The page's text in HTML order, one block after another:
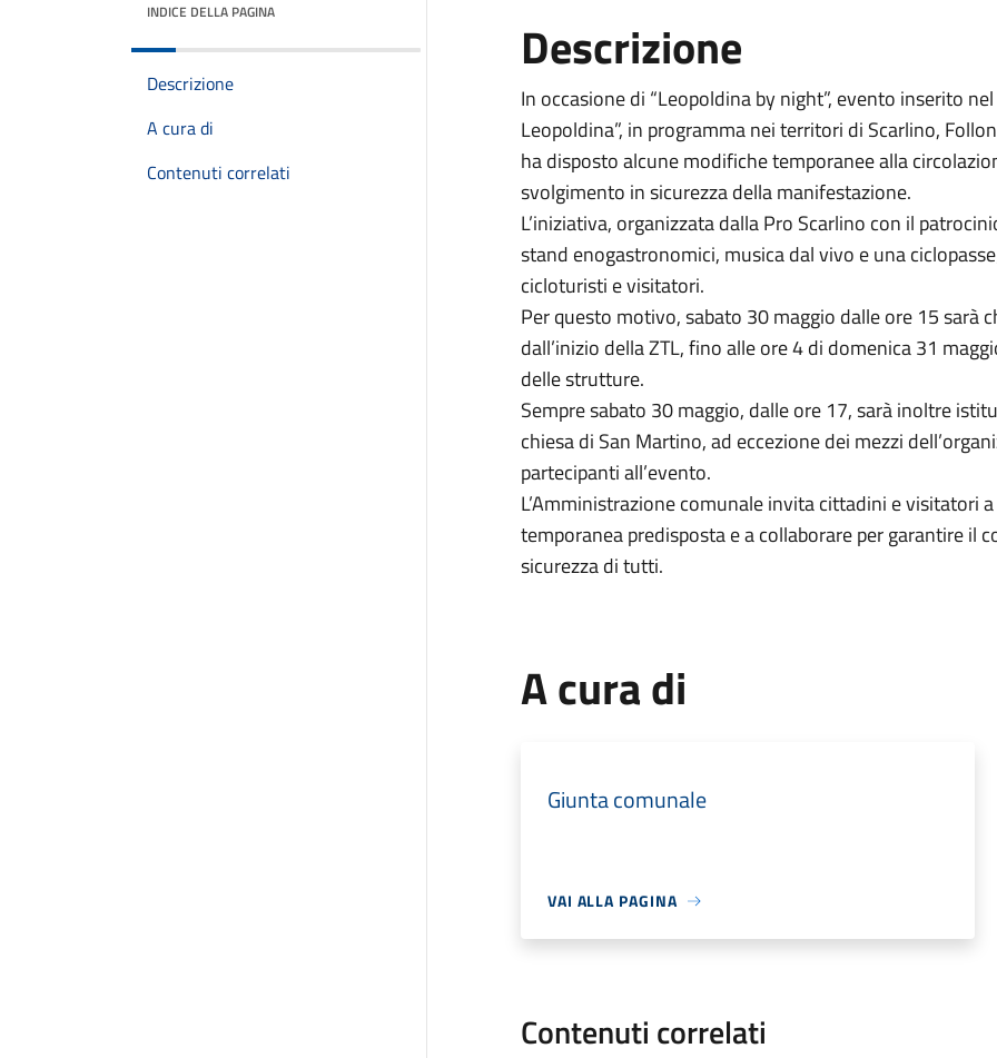
INDICE DELLA PAGINA
Descrizione
A cura di
Contenuti correlati
Descrizione
In occasione di “Leopoldina by night”, evento inserito
Leopoldina”, in programma nei territori di Scarlino,
ha disposto alcune modifiche temporanee alla
svolgimento in sicurezza della manifestazione.
L’iniziativa, organizzata dalla Pro Scarlino con il
stand enogastronomici, musica dal vivo e una
cicloturisti e visitatori.
Per questo motivo, sabato 30 maggio dalle ore 15 sarà
dall’inizio della ZTL, fino alle ore 4 di domenica 31
delle strutture.
Sempre sabato 30 maggio, dalle ore 17, sarà inoltre
chiesa di San Martino, ad eccezione dei mezzi
partecipanti all’evento.
L’Amministrazione comunale invita cittadini e visitatori
temporanea predisposta e a collaborare per garantire il
sicurezza di tutti.
A cura di
Giunta comunale
VAI ALLA PAGINA
Contenuti correlati